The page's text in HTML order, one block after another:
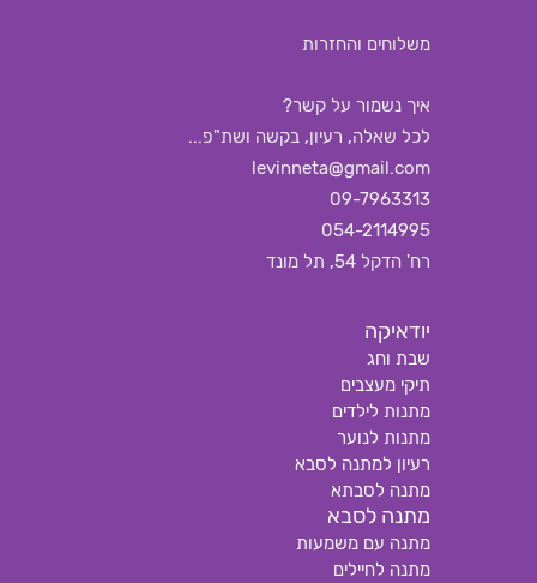
משלוחים והחזרות
איך נשמור על קשר?
לכל שאלה, רעיון, בקשה ושת"פ...
levinneta@gmail.com
09-7963313
054-2114995
רח' הדקל 54, תל מונד
יודאיקה
שבת וחג
תיקי מעצבים
מתנות לילדים
מתנות לנוער
רעיון למתנה לסבא
מתנה לסבתא
מתנה לסבא
מתנה עם משמעות
מתנה לחיילים